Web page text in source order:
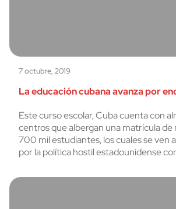
7 octubre, 2019
La educación cubana avanza por
Este curso escolar, Cuba cuenta con
centros que albergan una matrícula de
700 mil estudiantes, los cuales se ven
por la política hostil estadounidense